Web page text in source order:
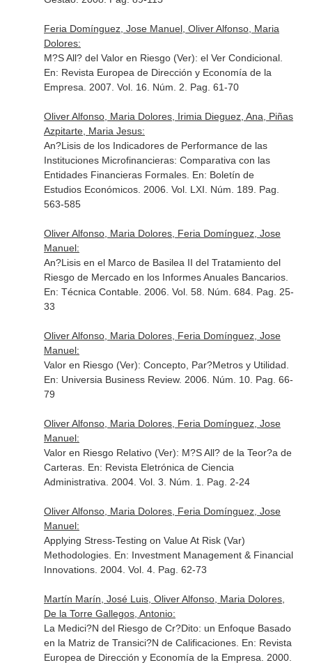
Feria Domínguez, Jose Manuel, Oliver Alfonso, Maria
Dolores:
M?S All? del Valor en Riesgo (Ver): el Ver Condicional.
En: Revista Europea de Dirección y Economía de la
Empresa . 2007. Vol. 16. Núm. 2. Pag. 61-70
Oliver Alfonso, Maria Dolores, Irimia Dieguez, Ana, Piñas
Azpitarte, Maria Jesus:
An?Lisis de los Indicadores de Performance de las
Instituciones Microfinancieras: Comparativa con las
Entidades Financieras Formales. En: Boletín de
Estudios Económicos. 2006. Vol. LXI. Núm. 189. Pag.
563-585
Oliver Alfonso, Maria Dolores, Feria Domínguez, Jose
Manuel:
An?Lisis en el Marco de Basilea II del Tratamiento del
Riesgo de Mercado en los Informes Anuales Bancarios.
En: Técnica Contable. 2006. Vol. 58. Núm. 684. Pag. 25-
33
Oliver Alfonso, Maria Dolores, Feria Domínguez, Jose
Manuel:
Valor en Riesgo (Ver): Concepto, Par?Metros y Utilidad.
En: Universia Business Review. 2006. Núm. 10. Pag. 66-
79
Oliver Alfonso, Maria Dolores, Feria Domínguez, Jose
Manuel:
Valor en Riesgo Relativo (Ver): M?S All? de la Teor?a de
Carteras. En: Revista Eletrónica de Ciencia
Administrativa . 2004. Vol. 3. Núm. 1. Pag. 2-24
Oliver Alfonso, Maria Dolores, Feria Domínguez, Jose
Manuel:
Applying Stress-Testing on Value At Risk (Var)
Methodologies. En: Investment Management & Financial
Innovations. 2004. Vol. 4. Pag. 62-73
Martín Marín, José Luis, Oliver Alfonso, Maria Dolores,
De la Torre Gallegos, Antonio:
La Medici?N del Riesgo de Cr?Dito: un Enfoque Basado
en la Matriz de Transici?N de Calificaciones. En: Revista
Europea de Dirección y Economía de la Empresa . 2000.